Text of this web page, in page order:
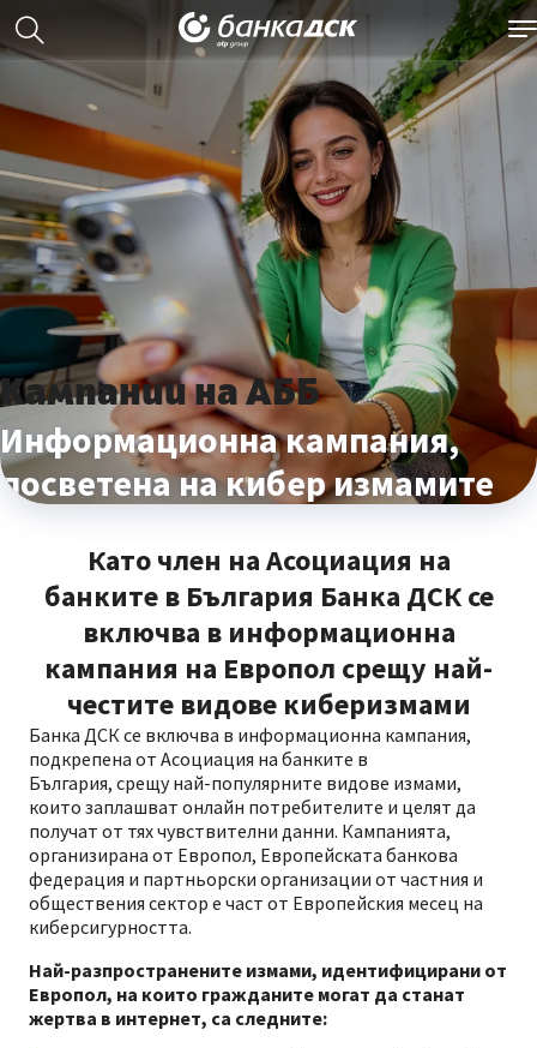
Кампании на АББ
Информационна кампания,
посветена на кибер измамите
Като член на Асоциация на
банките в България Банка ДСК се
включва в информационна
кампания на Европол срещу най-
честите видове киберизмами
Банка ДСК се включва в информационна кампания,
подкрепена от Асоциация на банките в
България, срещу най-популярните видове измами,
които заплашват онлайн потребителите и целят да
получат от тях чувствителни данни. Кампанията,
организирана от Европол, Европейската банкова
федерация и партньорски организации от частния и
обществения сектор е част от Европейския месец на
киберсигурността.
Най-разпространените измами, идентифицирани от
Европол, на които гражданите могат да станат
жертва в интернет, са следните: